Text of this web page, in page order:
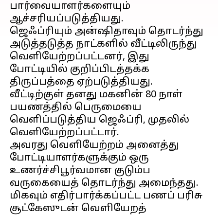
பார்வையாளர்களையும்
ஆச்சரியப்படுத்தியது.
ஜெஃப்ரியும் அன்ஷிதாவும் தொடர்ந்து
அடுத்தடுத்த நாட்களில் வீட்டிலிருந்து
வெளியேற்றப்பட்டனர், இது
போட்டியில் குறிப்பிடத்தக்க
திருப்பத்தை ஏற்படுத்தியது.
வீட்டிற்குள் தனது மகனின் 80 நாள்
பயணத்தில் பெருமையை
வெளிப்படுத்திய ஜெஃப்ரி, முதலில்
வெளியேற்றப்பட்டார்.
அவரது வெளியேற்றம் அனைத்து
போட்டியாளர்களுக்கும் ஒரு
உணர்ச்சிபூர்வமான குடும்ப
வருகையைத் தொடர்ந்து அமைந்தது.
மிகவும் எதிர்பார்க்கப்பட்ட பணப் பரிசு
சூட்கேஸுடன் வெளியேறத்